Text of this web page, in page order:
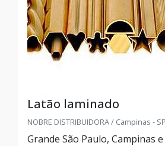
Latão laminado
NOBRE DISTRIBUIDORA / Campinas - SP
Grande São Paulo, Campinas